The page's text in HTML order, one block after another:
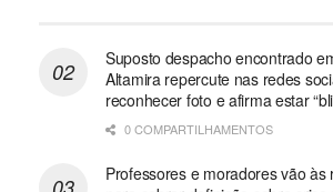
Suposto despacho encontrado
Altamira repercute nas redes
reconhecer foto e afirma estar
0 COMPARTILHAMENTOS
Professores e moradores vão às